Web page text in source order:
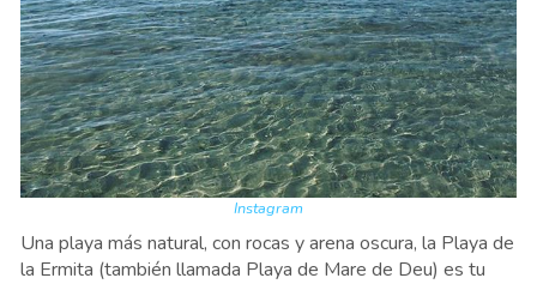
Instagram
Una playa más natural, con rocas y arena oscura, la Playa de
la Ermita (también llamada Playa de Mare de Deu) es tu